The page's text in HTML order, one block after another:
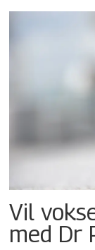
Vil
med Dr